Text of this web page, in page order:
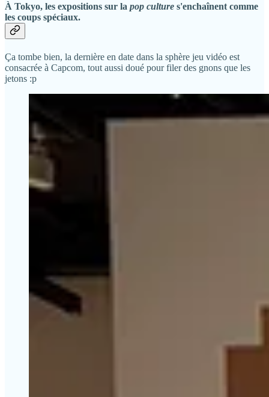
À Tokyo, les expositions sur la pop culture s'enchaînent comme
les coups spéciaux.
Ça tombe bien, la dernière en date dans la sphère jeu vidéo est
consacrée à Capcom, tout aussi doué pour filer des gnons que les
jetons :p